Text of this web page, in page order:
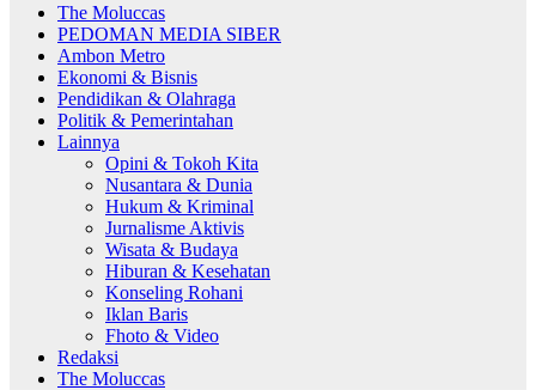
The Moluccas
PEDOMAN MEDIA SIBER
Ambon Metro
Ekonomi & Bisnis
Pendidikan & Olahraga
Politik & Pemerintahan
Lainnya
Opini & Tokoh Kita
Nusantara & Dunia
Hukum & Kriminal
Jurnalisme Aktivis
Wisata & Budaya
Hiburan & Kesehatan
Konseling Rohani
Iklan Baris
Fhoto & Video
Redaksi
The Moluccas